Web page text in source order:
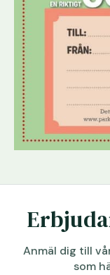
Anmäl dig till
som